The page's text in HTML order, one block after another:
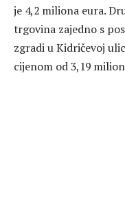
je 4,2 miliona eura.
trgovina zajedno s
zgradi u Kidričevoj
cijenom od 3,19